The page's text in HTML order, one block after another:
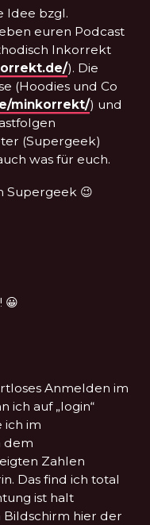
Idee bzgl.
euren Podcast
Inkorrekt
). Die
(Hoodies und Co
minkorrekt/) und
(Supergeek)
was für euch.
Supergeek 😉
😀
Anmelden im
ich auf „login“
ich im
dem
Zahlen
Das find ich total
ist halt
hier der